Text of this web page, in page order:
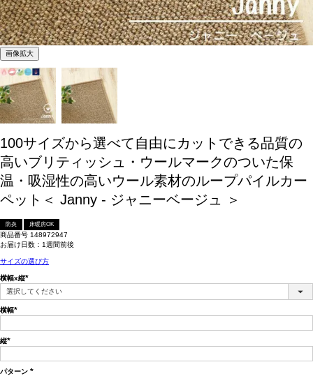
画像拡大
100サイズから選べて自由にカットできる品質の
高いブリティッシュ・ウールマークのついた保
温・吸湿性の高いウール素材のループパイルカー
ペット＜ Janny - ジャニーベージュ ＞
防炎 床暖房OK
商品番号 148972947
お届け日数：1週間前後
サイズの選び方
横幅x縦
(必
横幅
須)
縦
須)
パターン